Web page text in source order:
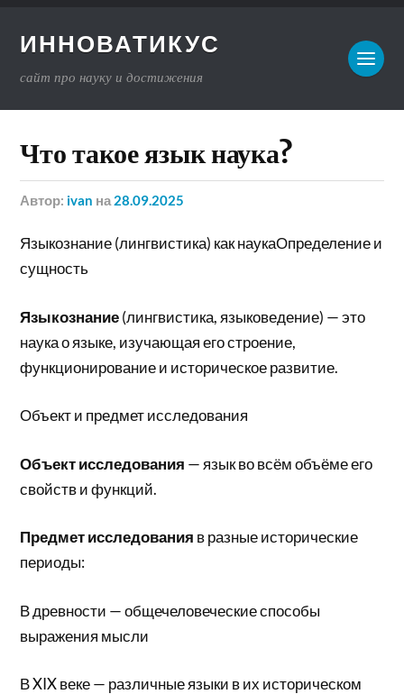
ИННОВАТИКУС
сайт про науку и достижения
Что такое язык наука?
Автор: ivan на 28.09.2025
Языкознание (лингвистика) как наукаОпределение и
сущность
Языкознание(лингвистика, языковедение) — это
наука о языке, изучающая его строение,
функционирование и историческое развитие.
Объект и предмет исследования
Объект исследования — язык во всём объёме его
свойств и функций.
Предмет исследования в разные исторические
периоды:
В древности — общечеловеческие способы
выражения мысли
В XIX веке — различные языки в их историческом